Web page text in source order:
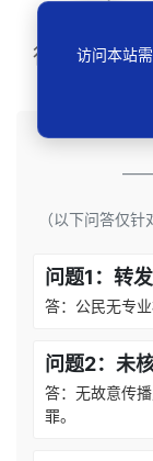
再审：广
行再13号行
（以下问答仅
问题1：转
答：公民无专
问题2：未
答：无故意传
罪。
访问本站